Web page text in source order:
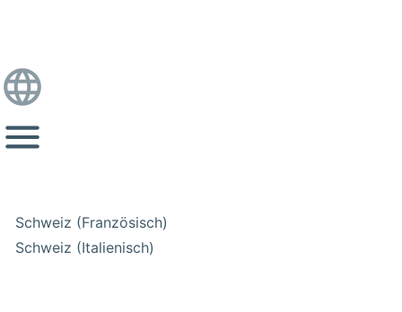
Schweiz (Französisch)
Schweiz (Italienisch)